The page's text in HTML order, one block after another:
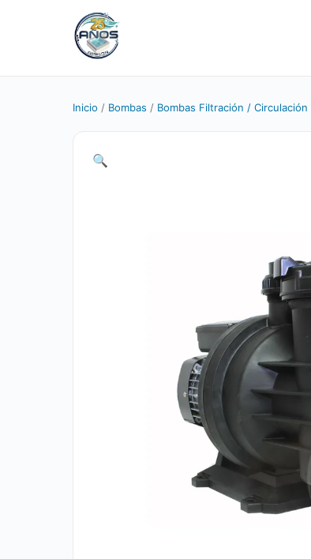
Inicio / Bombas / Bombas Filtración / Circulación
🔍